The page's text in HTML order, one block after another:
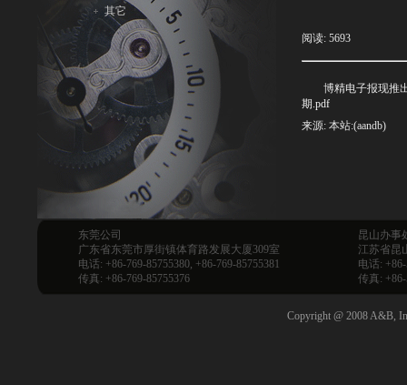
其它
阅读: 5693
博精电子报现推出
期.pdf
来源: 本站:(aandb)
东莞公司
广东省东莞市厚街镇体育路发展大厦309室
电话: +86-769-85755380, +86-769-85755381
传真: +86-769-85755376
昆山办事
江苏省昆
电话:
传真: +86-
Copyright @ 2008 A&B,